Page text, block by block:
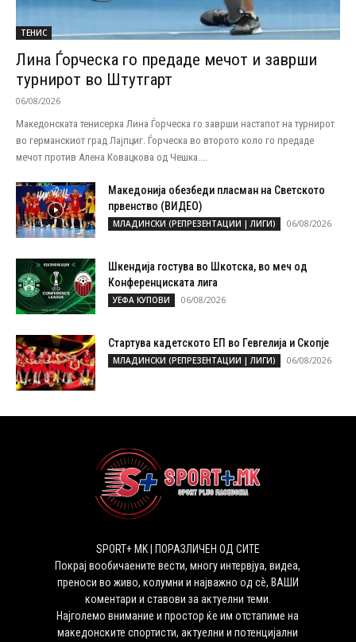
ТЕНИС
Лина Ѓорческа го предаде мечот и заврши
турнирот во Штутгарт
06/08/2026
Македонската тенисерка Лина Ѓорческа го заврши настапот на турнирот
во германскиот град Лајпциг. Ѓорческа во второто коло го предаде
мечот против Алена Ковацкова од Чешка....
Македонија обезбеди пласман на Светското
првенство (ВИДЕО)
МЛАДИНСКИ (РЕПРЕЗЕНТАЦИИ | ЛИГИ) 06/08/2026
Шкендија гостува во Шкотска, во меч од
Конференциската лига
УЕФА КУПОВИ 06/08/2026
Стартува кадетското ЕП во Гевгелија и Скопје
МЛАДИНСКИ (РЕПРЕЗЕНТАЦИИ | ЛИГИ) 06/08/2026
SPORT+ MK | ПОРАЗЛИЧЕН ОД СИТЕ
Покрај вообичаените вести, многу интервјуа, видеа,
преноси во живо, колумни и најважно од сѐ, ВАШИ
коментари и ставови за актуелни теми.
Најголемо внимание и простор ќе им отстапиме на
македонските спортисти, актуелни и потенцијални